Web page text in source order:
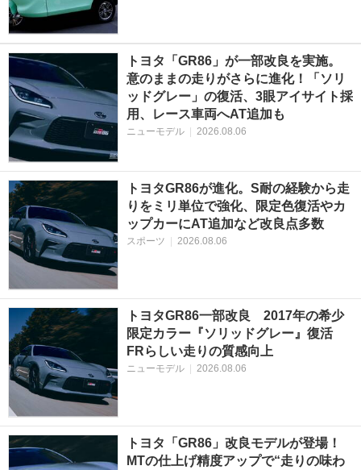
トヨタ「GR86」が一部改良を実施。
意のままの走りがさらに進化！「ソリ
ッドグレー」の復活、3眼アイサイト採
用、レース車両へAT追加も
ニューモデル | 2026.08.06
トヨタGR86が進化。S耐の経験から走
りをミリ単位で強化、限定色復活やカ
ップカーにAT追加など改良点多数
スポーツ | 2026.08.06
トヨタGR86一部改良 2017年の希少
限定カラー『ソリッドグレー』復活
FRらしい走りの質感向上
ニューモデル | 2026.08.06
トヨタ「GR86」改良モデルが登場！
MTの仕上げ精度アップで“走りの味わ